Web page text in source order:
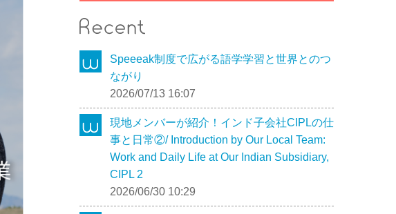
Speeeak制度で広がる語学学習と世界とのつ
ながり
2026/07/13 16:07
現地メンバーが紹介！インド子会社CIPLの仕
事と日常②/ Introduction by Our Local Team:
Work and Daily Life at Our Indian Subsidiary,
CIPL 2
2026/06/30 10:29